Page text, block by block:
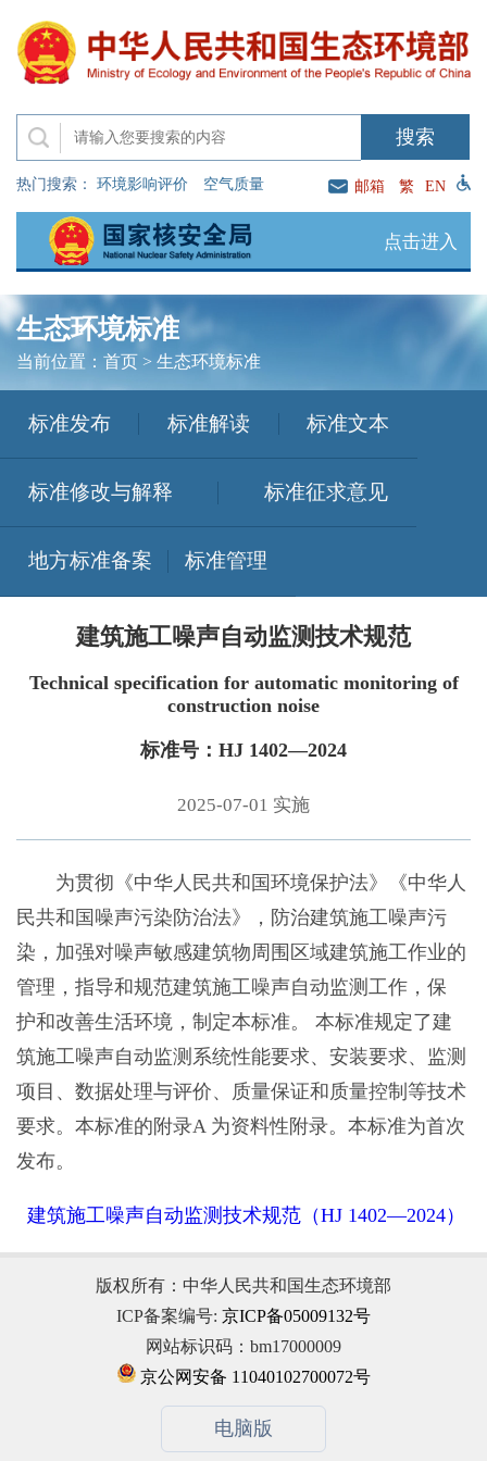
热门搜索： 环境影响评价 空气质量 邮箱 繁 EN
点击进入
生态环境标准
当前位置： 首页> 生态环境标准
标准发布 标准解读 标准文本
标准修改与解释 标准征求意见
地方标准备案 标准管理
建筑施工噪声自动监测技术规范
Technical specification for automatic monitoring of
construction noise
标准号：HJ 1402—2024
2025-07-01 实施
为贯彻《中华人民共和国环境保护法》《中华人
民共和国噪声污染防治法》，防治建筑施工噪声污
染，加强对噪声敏感建筑物周围区域建筑施工作业的
管理，指导和规范建筑施工噪声自动监测工作，保
护和改善生活环境，制定本标准。 本标准规定了建
筑施工噪声自动监测系统性能要求、安装要求、监测
项目、数据处理与评价、质量保证和质量控制等技术
要求。本标准的附录A 为资料性附录。本标准为首次
发布。
建筑施工噪声自动监测技术规范（HJ 1402—2024）
版权所有：中华人民共和国生态环境部
ICP备案编号: 京ICP备05009132号
网站标识码：bm17000009
京公网安备 11040102700072号
电脑版